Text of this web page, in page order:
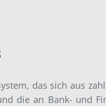
das sich aus
die an Bank- und